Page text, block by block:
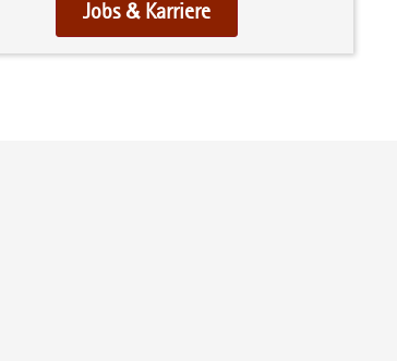
Jobs & Karriere